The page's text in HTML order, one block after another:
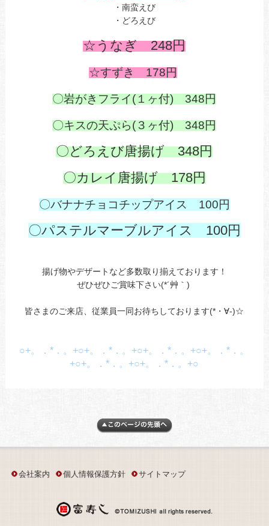
・南蛮えび
・どろえび
☆うなぎ 248円
☆すずき 178円
〇岩がきフライ(１ヶ付) 348円
〇キスの天ぷら(３ヶ付) 348円
〇どろえび唐揚げ 348円
〇カレイ唐揚げ 178円
〇バナナチョコチップアイス 100円
〇パステルマーブルアイス 100円
揚げ物やデザートなど多数取り揃えております！
ぜひぜひご賞味下さい(*´艸｀)
皆さまのご来店、従業員一同お待ちしております(*・∀-)☆
○+。．*．。+○+。．*．。+○+。．*．。+○+。．*．。
+○+。．*．。+○+。．*．。+○
会社案内 個人情報保護方針 サイトマップ